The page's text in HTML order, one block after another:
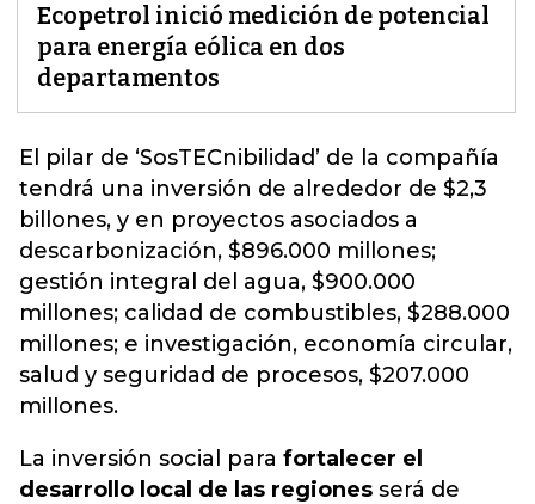
Ecopetrol inició medición de potencial
para energía eólica en dos
departamentos
El pilar de ‘SosTECnibilidad’ de la compañía
tendrá una inversión de alrededor de $2,3
billones, y en proyectos asociados a
descarbonización, $896.000 millones;
gestión integral del agua, $900.000
millones; calidad de combustibles, $288.000
millones; e investigación, economía circular,
salud y seguridad de procesos, $207.000
millones.
La inversión social para fortalecer el
desarrollo local de las regiones será de